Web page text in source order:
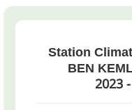
Station
BEN